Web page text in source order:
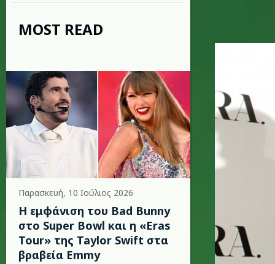
MOST READ
Παρασκευή, 10 Ιούλιος 2026
Η εμφάνιση του Bad Bunny
στο Super Bowl και η «Eras
Tour» της Taylor Swift στα
βραβεία Emmy